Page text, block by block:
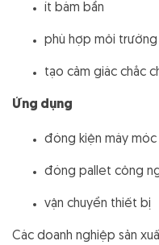
ít bám bẩn
phù hợp môi
tạo cảm giác chắc
Ứng dụng
đóng kiện máy móc
đóng pallet công
vận chuyển thiết bị
Các doanh nghiệp sản